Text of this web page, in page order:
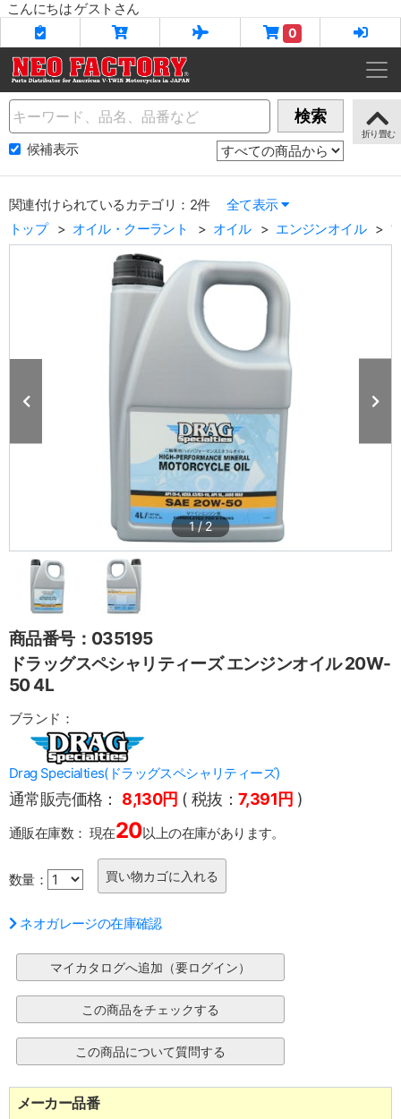
こんにちは ゲストさん
0
Name 検索
候補表示
関連付けられているカテゴリ：2件
全て表示
トップ
オイル・クーラント オイル エンジンオイル
1/2
商品番号：035195
ドラッグスペシャリティーズ エンジンオイル 20W-
50 4L
ブランド：
Drag Specialties(ドラッグスペシャリティーズ)
通常販売価格： 8,130円 ( 税抜：7,391円 )
通販在庫数： 現在20以上の在庫があります。
数量：
ネオガレージの在庫確認
メーカー品番